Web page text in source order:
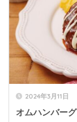
2024年3月11日
オムハンバーグ